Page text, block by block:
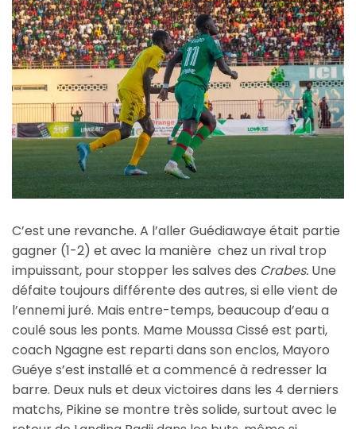
C’est une revanche. A l’aller Guédiawaye était partie
gagner (1-2) et avec la manière chez un rival trop
impuissant, pour stopper les salves des Crabes. Une
défaite toujours différente des autres, si elle vient de
l’ennemi juré. Mais entre-temps, beaucoup d’eau a
coulé sous les ponts. Mame Moussa Cissé est parti,
coach Ngagne est reparti dans son enclos, Mayoro
Guéye s’est installé et a commencé à redresser la
barre. Deux nuls et deux victoires dans les 4 derniers
matchs, Pikine se montre très solide, surtout avec le